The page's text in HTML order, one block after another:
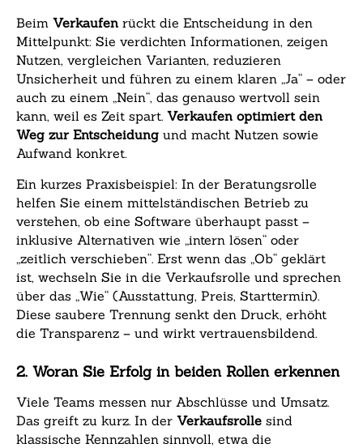
Beim Verkaufenrückt die Entscheidung in den
Mittelpunkt: Sie verdichten Informationen, zeigen
Nutzen, vergleichen Varianten, reduzieren
Unsicherheit und führen zu einem klaren „Ja“ – oder
auch zu einem „Nein“, das genauso wertvoll sein
kann, weil es Zeit spart. Verkaufen optimiert den
Weg zur Entscheidungund macht Nutzen sowie
Aufwand konkret.
Ein kurzes Praxisbeispiel: In der Beratungsrolle
helfen Sie einem mittelständischen Betrieb zu
verstehen, ob eine Software überhaupt passt –
inklusive Alternativen wie „intern lösen“ oder
„zeitlich verschieben“. Erst wenn das „Ob“ geklärt
ist, wechseln Sie in die Verkaufsrolle und sprechen
über das „Wie“ (Ausstattung, Preis, Starttermin).
Diese saubere Trennung senkt den Druck, erhöht
die Transparenz – und wirkt vertrauensbildend.
2. Woran Sie Erfolg in beiden Rollen erkennen
Viele Teams messen nur Abschlüsse und Umsatz.
Das greift zu kurz. In der Verkaufsrollesind
klassische Kennzahlen sinnvoll, etwa die